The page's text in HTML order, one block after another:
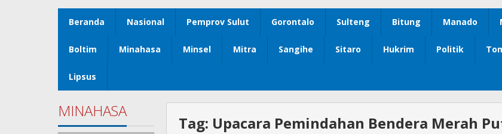
Beranda Nasional Pemprov Sulut Gorontalo Sulteng Bitung Manado
Boltim Minahasa Minsel Mitra Sangihe Sitaro Hukrim Politik
Lipsus
MINAHASA
Tag: Upacara Pemindahan Bendera Merah